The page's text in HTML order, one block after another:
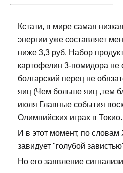
Кстати, в мире самая
энергии уже составляет
ниже 3,3 руб. Набор
картофелин 3-помидора не
болгарский перец не
яиц (Чем больше яиц ,тем
июля Главные события
Олимпийских играх в Токио.
И в этот момент, по
завидует "голубой
Но его заявление